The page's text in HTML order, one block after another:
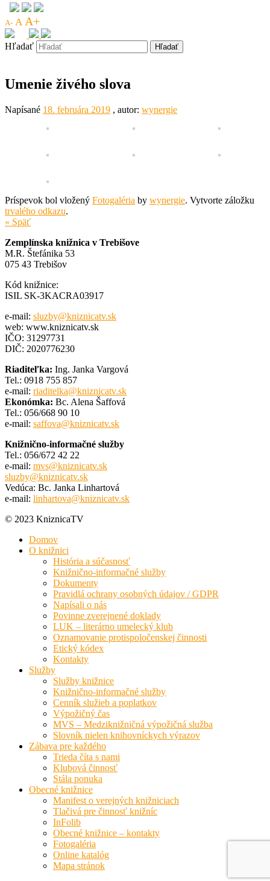
A- A A+
Hľadať
Umenie živého slova
Napísané 18. februára 2019 , autor: wynergie
Príspevok bol vložený Fotogaléria by wynergie. Vytvorte záložku
trvalého odkazu.
« Späť
Zemplínska knižnica v Trebišove
M.R. Štefánika 53
075 43 Trebišov
Kód knižnice:
ISIL SK-3KACRA03917
e-mail: sluzby@kniznicatv.sk
web: www.kniznicatv.sk
IČO: 31297731
DIČ: 2020776230
Riaditeľka: Ing. Janka Vargová
Tel.: 0918 755 857
e-mail: riaditelka@kniznicatv.sk
Ekonómka: Bc. Alena Šaffová
Tel.: 056/668 90 10
e-mail: saffova@kniznicatv.sk
Knižnično-informačné služby
Tel.: 056/672 42 22
e-mail: mvs@kniznicatv.sk
sluzby@kniznicatv.sk
Vedúca: Bc. Janka Linhartová
e-mail: linhartova@kniznicatv.sk
© 2023 KniznicaTV
Domov
O knižnici
História a súčasnosť
Knižnično-informačné služby
Dokumenty
Pravidlá ochrany osobných údajov / GDPR
Napísali o nás
Povinne zverejnené doklady
LUK – literárno umelecký klub
Oznamovanie protispoločenskej činnosti
Etický kódex
Kontakty
Služby
Služby knižnice
Knižnično-informačné služby
Cenník služieb a poplatkov
Výpožičný čas
MVS – Medziknižničná výpožičná služba
Slovník nielen knihovníckych výrazov
Zábava pre každého
Trieda číta s nami
Klubová činnosť
Stála ponuka
Obecné knižnice
Manifest o verejných knižniciach
Tlačivá pre činnosť knižníc
InFolib
Obecné knižnice – kontakty
Fotogaléria
Online katalóg
Mapa stránok